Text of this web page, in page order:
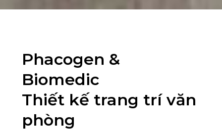
Phacogen &
Biomedic
Thiết kế trang trí văn
phòng